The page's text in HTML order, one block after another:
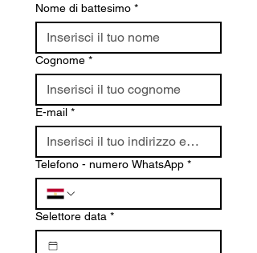
Nome di battesimo *
Cognome *
E-mail *
Telefono - numero WhatsApp *
Selettore data *